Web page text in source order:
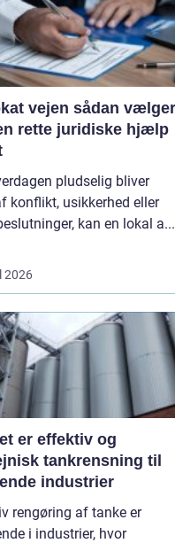
sådan vælger
rette juridiske hjælp
pludselig bliver
konflikt, usikkerhed eller
kan en lokal a...
2026
er effektiv og
tankrensning til
industrier
rengøring af tanke er
i industrier, hvor